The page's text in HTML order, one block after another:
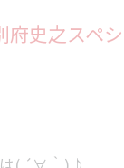
府史之スペ